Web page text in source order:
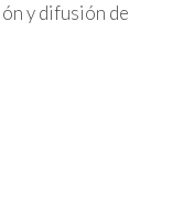
y difusión de